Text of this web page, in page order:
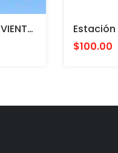
MANGAS (CONOS) DE VIENTO COLOR NARANJA CON ESTRUCTURA INTERNA PARA MONTAR EN POSTE. FAA L807. MADE IN USA 24 Y 36"
$100.00